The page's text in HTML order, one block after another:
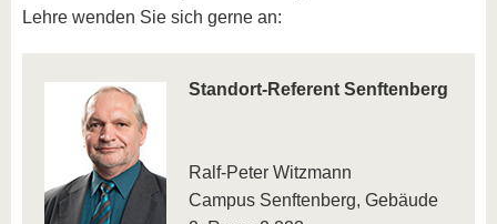
Lehre wenden Sie sich gerne an:
Standort-Referent Senftenberg
Ralf-Peter Witzmann
Campus Senftenberg, Gebäude